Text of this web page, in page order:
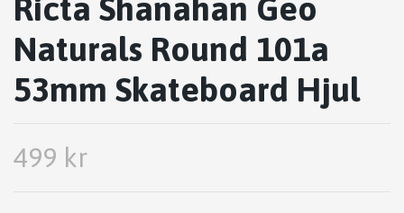
Ricta Shanahan Geo
Naturals Round 101a
53mm Skateboard Hjul
499 kr